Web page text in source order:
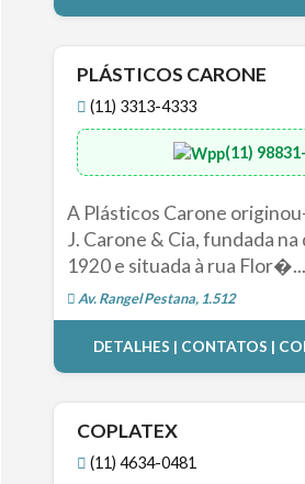
PLÁSTICOS CARONE
(11) 3313-4333
(11)
A Plásticos Carone
J. Carone & Cia, fundada na
1920 e situada à rua Flor�...
Av. Rangel Pestana, 1.512
DETALHES | CONTATOS |
COPLATEX
(11) 4634-0481